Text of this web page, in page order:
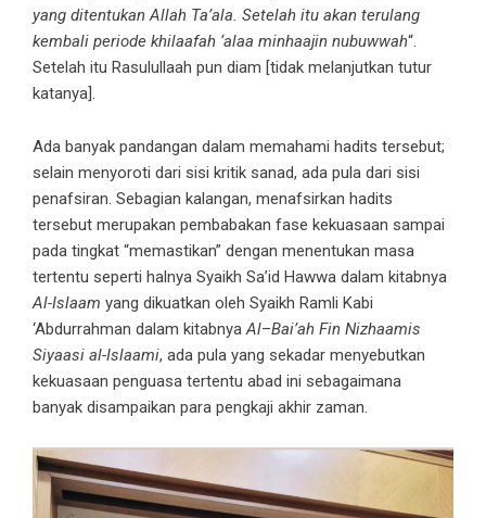
yang ditentukan Allah Ta’ala. Setelah itu akan terulang
kembali periode khilaafah ‘alaa minhaajin nubuwwah“.
Setelah itu Rasulullaah pun diam [tidak melanjutkan tutur
katanya].
Ada banyak pandangan dalam memahami hadits tersebut;
selain menyoroti dari sisi kritik sanad, ada pula dari sisi
penafsiran. Sebagian kalangan, menafsirkan hadits
tersebut merupakan pembabakan fase kekuasaan sampai
pada tingkat “memastikan” dengan menentukan masa
tertentu seperti halnya Syaikh Sa’id Hawwa dalam kitabnya
Al-Islaam yang dikuatkan oleh Syaikh Ramli Kabi
‘Abdurrahman dalam kitabnyaAl–Bai’ah Fin Nizhaamis
Siyaasi al-Islaami, ada pula yang sekadar menyebutkan
kekuasaan penguasa tertentu abad ini sebagaimana
banyak disampaikan para pengkaji akhir zaman.